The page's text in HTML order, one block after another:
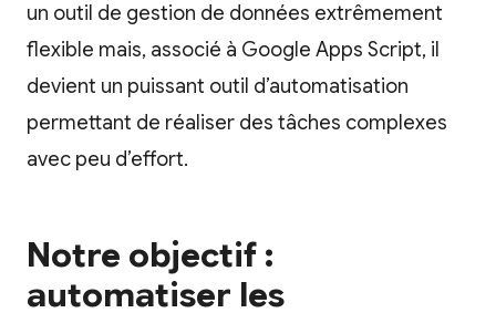
un outil de gestion de données extrêmement
flexible mais, associé à Google Apps Script, il
devient un puissant outil d’automatisation
permettant de réaliser des tâches complexes
avec peu d’effort.
Notre objectif :
automatiser les